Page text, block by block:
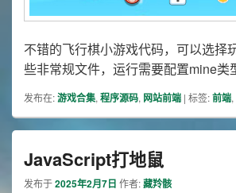
不错的飞行棋小游戏代码，可以选择
些非常规文件，运行需要配置mine类
发布在:游戏合集, 程序源码, 网站前端 | 标签:前端,
JavaScript打地鼠
发布于2025年2月7日 作者:藏羚骸